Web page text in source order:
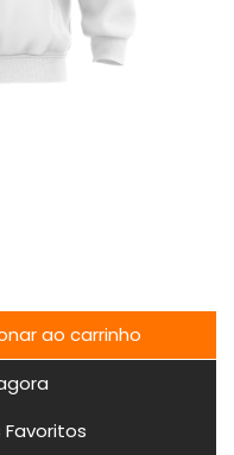
ao carrinho